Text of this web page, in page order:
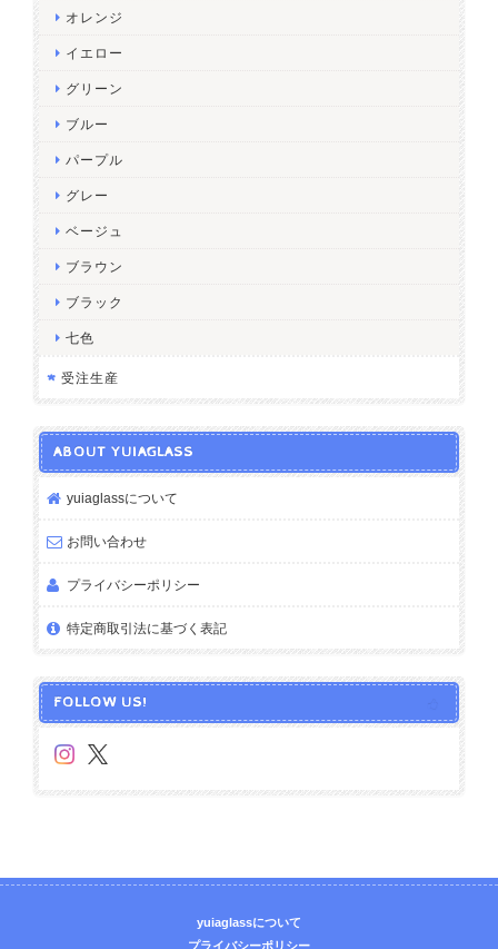
オレンジ
イエロー
グリーン
ブルー
パープル
グレー
ベージュ
ブラウン
ブラック
七色
受注生産
ABOUT YUIAGLASS
yuiaglassについて
お問い合わせ
プライバシーポリシー
特定商取引法に基づく表記
FOLLOW US!
yuiaglassについて
プライバシーポリシー